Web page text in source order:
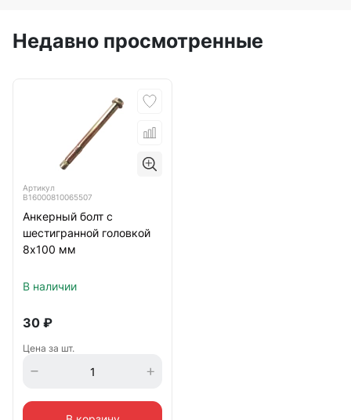
Недавно просмотренные
Артикул
B16000810065507
Анкерный болт с
шестигранной головкой
8х100 мм
В наличии
30 ₽
Цена за шт.